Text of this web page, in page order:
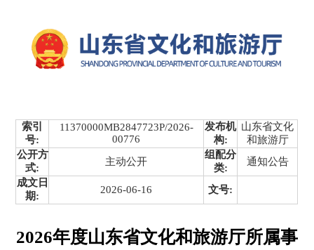
索引
号:
11370000MB2847723P/2026-
00776
发布机
构:
山东省文化
和旅游厅
公开方
式:
主动公开
组配分
类:
通知公告
成文日
期:
2026-06-16 文号:
2026年度山东省文化和旅游厅所属事